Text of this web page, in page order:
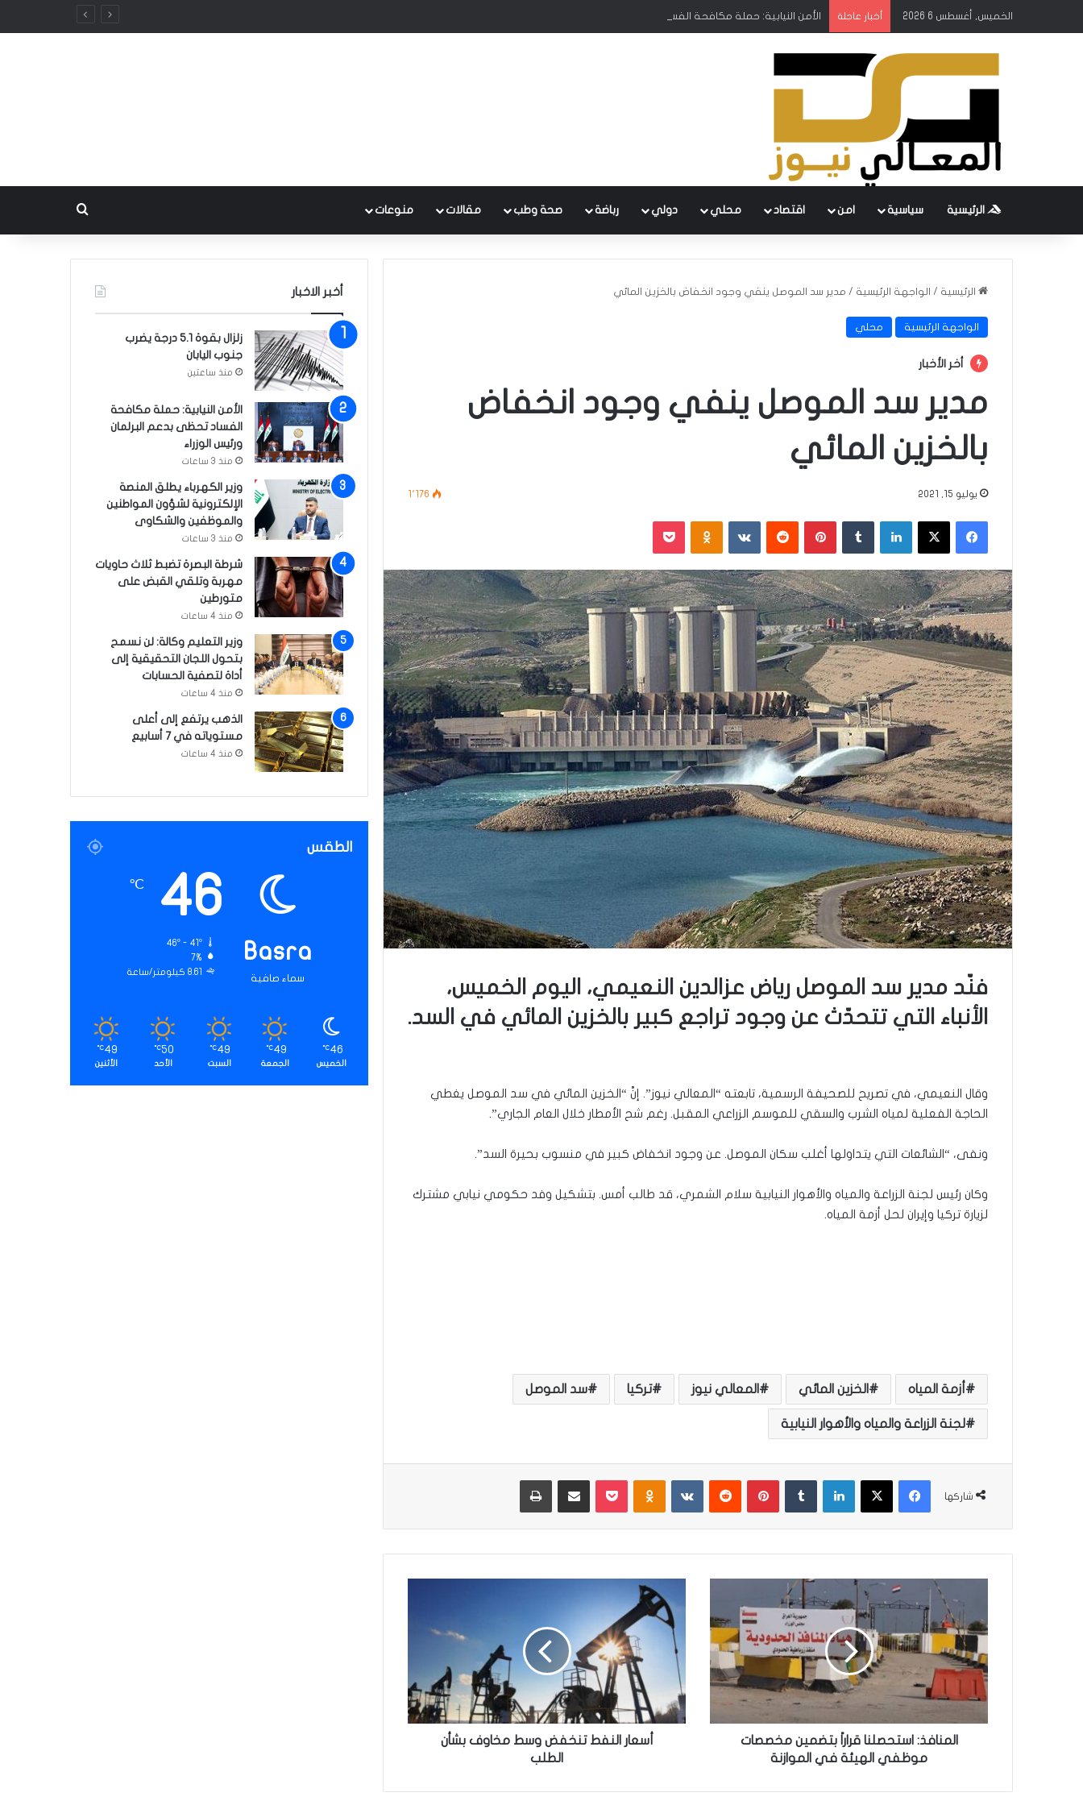
الخميس, أغسطس 6 2026 أخبار عاجلة الأمن النيابية: حملة مكافحة الفساد تحظى بدعم البرلمان ورئيس الوزراء
الرئيسية سياسية امن اقتصاد محلي دولي رباضة صحة وطب مقالات منوعات
الرئيسية / الواجهة الرئيسية / مدير سد الموصل ينفي وجود انخفاض بالخزين المائي
الواجهة الرئيسية محلي
أخر الأخبار
مدير سد الموصل ينفي وجود انخفاض
بالخزين المائي
يوليو 15, 2021 1٬176
فيسبوك ‫X لينكدإن بينتيريست ‏VKontakte
فنّد مدير سد الموصل رياض عزالدين النعيمي، اليوم الخميس،
الأنباء التي تتحدّث عن وجود تراجع كبير بالخزين المائي في السد.
وقال النعيمي، في تصريح للصحيفة الرسمية، تابعته “المعالي نيوز”. إنَّ “الخزين المائي في سد الموصل يغطي
الحاجة الفعلية لمياه الشرب والسقي للموسم الزراعي المقبل. رغم شح الأمطار خلال العام الجاري”.
ونفى، “الشائعات التي يتداولها أغلب سكان الموصل. عن وجود انخفاض كبير في منسوب بحيرة السد”.
وكان رئيس لجنة الزراعة والمياه والأهوار النيابية سلام الشمري، قد طالب أمس. بتشكيل وفد حكومي نيابي مشترك
لزيارة تركيا وإيران لحل أزمة المياه.
أزمة المياه الخزين المائي المعالي نيوز تركيا سد الموصل
لجنة الزراعة والمياه والأهوار النيابية
شاركها
فيسبوك ‫X لينكدإن بينتيريست ‏VKontakte
م
ن
ا
ف
ذ
:
ا
ص
المنافذ: استحصلنا قراراً بتضمين مخصصات
موظفي الهيئة في الموازنة
ل
ن
ف
خ
أسعار النفط تنخفض وسط مخاوف بشأن
الطلب
أخبر الاخبار
زلزال بقوة 5.1 درجة يضرب
جنوب اليابان
منذ ساعتين
الأمن النيابية: حملة مكافحة
الفساد تحظى بدعم البرلمان
ورئيس الوزراء
منذ 3 ساعات
وزير الكهرباء يطلق المنصة
الإلكترونية لشؤون المواطنين
والموظفين والشكاوى
منذ 3 ساعات
شرطة البصرة تضبط ثلاث حاويات
مهربة وتلقي القبض على
متورطين
منذ 4 ساعات
وزير التعليم وكالة: لن نسمح
بتحول اللجان التحقيقية إلى
أداة لتصفية الحسابات
منذ 4 ساعات
الذهب يرتفع إلى أعلى
مستوياته في 7 أسابيع
منذ 4 ساعات
الطقس
Basra
سماء صافية
46
℃
46º - 41º
7%
8.61 كيلومتر/ساعة
46
℃
الخميس
49
℃
الجمعة
49
℃
السبت
50
℃
الأحد
49
℃
الأثنين